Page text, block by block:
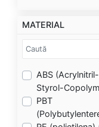
MATERIAL
ABS
Styrol-
PBT